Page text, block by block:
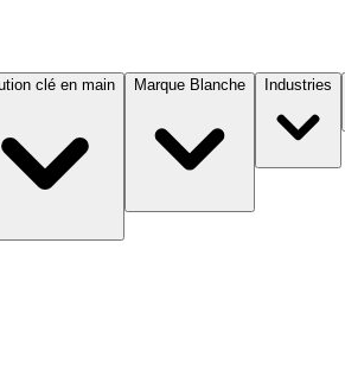
B2STORE
clé en main Marque Blanche Industries